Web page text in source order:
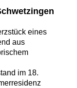
eines
aus
im 18.